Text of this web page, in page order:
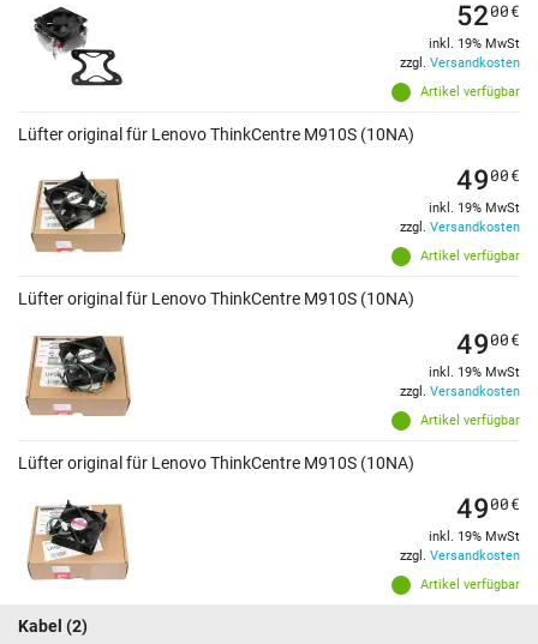
Artikel verfügbar
5200€
inkl. 19% MwSt
zzgl. Versandkosten
Lüfter original für Lenovo ThinkCentre M910S (10NA)
Artikel verfügbar
4900€
inkl. 19% MwSt
zzgl. Versandkosten
Lüfter original für Lenovo ThinkCentre M910S (10NA)
Artikel verfügbar
4900€
inkl. 19% MwSt
zzgl. Versandkosten
Lüfter original für Lenovo ThinkCentre M910S (10NA)
Artikel verfügbar
4900€
inkl. 19% MwSt
zzgl. Versandkosten
Kabel (2)